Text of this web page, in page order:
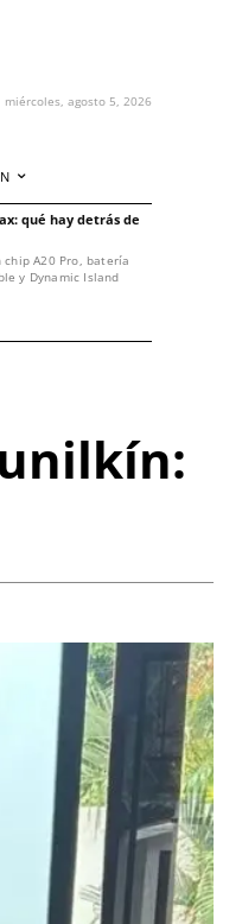
miércoles, agosto 5, 2026
qué hay detrás de
A20 Pro, batería
y Dynamic Island